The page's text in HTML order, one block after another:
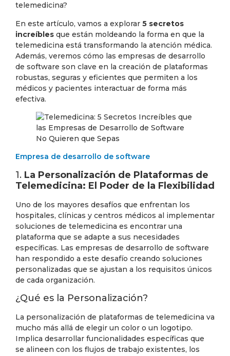
telemedicina?
En este artículo, vamos a explorar 5 secretos
increíbles que están moldeando la forma en que la
telemedicina está transformando la atención médica.
Además, veremos cómo las empresas de desarrollo
de software son clave en la creación de plataformas
robustas, seguras y eficientes que permiten a los
médicos y pacientes interactuar de forma más
efectiva.
Empresa de desarrollo de software
1. La Personalización de Plataformas de
Telemedicina: El Poder de la Flexibilidad
Uno de los mayores desafíos que enfrentan los
hospitales, clínicas y centros médicos al implementar
soluciones de telemedicina es encontrar una
plataforma que se adapte a sus necesidades
específicas. Las empresas de desarrollo de software
han respondido a este desafío creando soluciones
personalizadas que se ajustan a los requisitos únicos
de cada organización.
¿Qué es la Personalización?
La personalización de plataformas de telemedicina va
mucho más allá de elegir un color o un logotipo.
Implica desarrollar funcionalidades específicas que
se alineen con los flujos de trabajo existentes, los